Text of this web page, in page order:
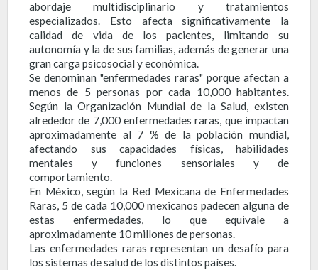
abordaje multidisciplinario y tratamientos
especializados. Esto afecta significativamente la
calidad de vida de los pacientes, limitando su
autonomía y la de sus familias, además de generar una
gran carga psicosocial y económica.
Se denominan "enfermedades raras" porque afectan a
menos de 5 personas por cada 10,000 habitantes.
Según la Organización Mundial de la Salud, existen
alrededor de 7,000 enfermedades raras, que impactan
aproximadamente al 7 % de la población mundial,
afectando sus capacidades físicas, habilidades
mentales y funciones sensoriales y de
comportamiento.
En México, según la Red Mexicana de Enfermedades
Raras, 5 de cada 10,000 mexicanos padecen alguna de
estas enfermedades, lo que equivale a
aproximadamente 10 millones de personas.
Las enfermedades raras representan un desafío para
los sistemas de salud de los distintos países.